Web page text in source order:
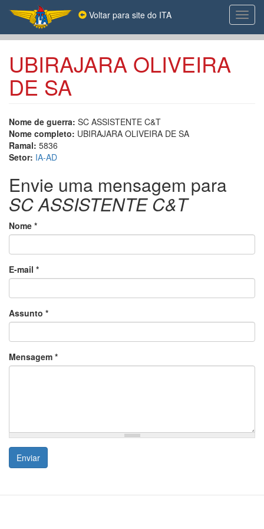
para
conteúdo
Voltar para site do ITA
UBIRAJARA OLIVEIRA
DE SA
Nome de guerra: SC ASSISTENTE C&T
Nome completo: UBIRAJARA OLIVEIRA DE SA
Ramal: 5836
Setor: IA‐AD
Envie uma mensagem para
SC ASSISTENTE C&T
Nome *
E-mail *
Assunto *
Mensagem *
Enviar